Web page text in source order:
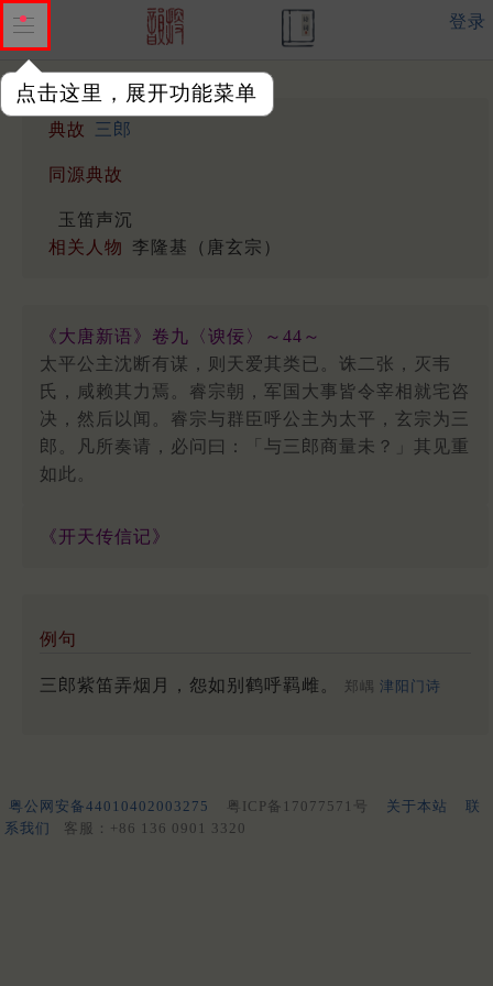
点击这里，展开功能菜单
登录
典故 三郎
同源典故
玉笛声沉
相关人物
李隆基（唐玄宗）
《大唐新语》卷九〈谀佞〉～44～
太平公主沈断有谋，则天爱其类已。诛二张，灭韦
氏，咸赖其力焉。睿宗朝，军国大事皆令宰相就宅咨
决，然后以闻。睿宗与群臣呼公主为太平，玄宗为三
郎。凡所奏请，必问曰：「与三郎商量未？」其见重
如此。
《开天传信记》
例句
三郎紫笛弄烟月，怨如别鹤呼羁雌。 郑嵎 津阳门诗
粤公网安备44010402003275 粤ICP备17077571号 关于本站
联
系我们
客服：+86 136 0901 3320